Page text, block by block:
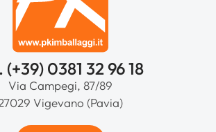
(+39) 0381 32 96 18
Via Campegi, 87/89
Vigevano (Pavia)